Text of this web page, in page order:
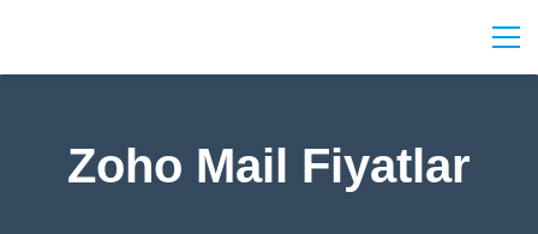
Zoho Mail Fiyatlar